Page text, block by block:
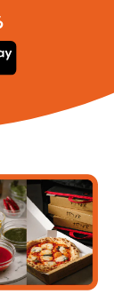
目